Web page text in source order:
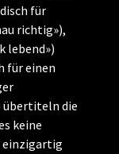
für
richtig»),
lebend»)
für einen
übertiteln die
keine
einzigartig